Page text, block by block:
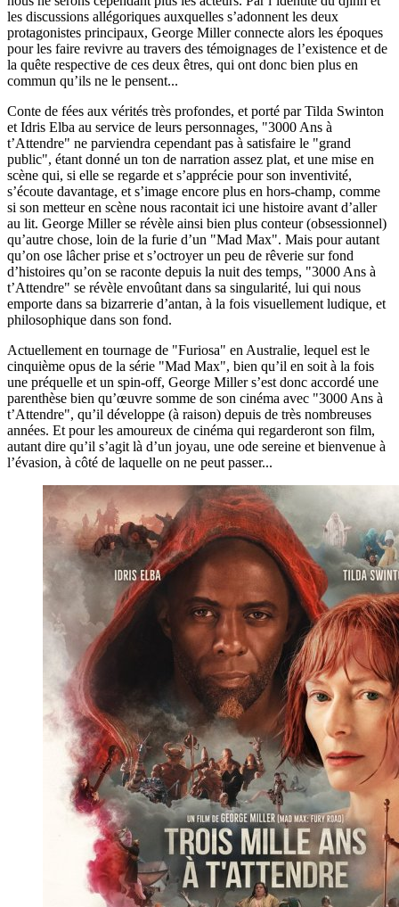
les discussions allégoriques auxquelles s’adonnent les deux
protagonistes principaux, George Miller connecte alors les époques
pour les faire revivre au travers des témoignages de l’existence et de
la quête respective de ces deux êtres, qui ont donc bien plus en
commun qu’ils ne le pensent...
Conte de fées aux vérités très profondes, et porté par Tilda Swinton
et Idris Elba au service de leurs personnages, "3000 Ans à
t’Attendre" ne parviendra cependant pas à satisfaire le "grand
public", étant donné un ton de narration assez plat, et une mise en
scène qui, si elle se regarde et s’apprécie pour son inventivité,
s’écoute davantage, et s’image encore plus en hors-champ, comme
si son metteur en scène nous racontait ici une histoire avant d’aller
au lit. George Miller se révèle ainsi bien plus conteur (obsessionnel)
qu’autre chose, loin de la furie d’un "Mad Max". Mais pour autant
qu’on ose lâcher prise et s’octroyer un peu de rêverie sur fond
d’histoires qu’on se raconte depuis la nuit des temps, "3000 Ans à
t’Attendre" se révèle envoûtant dans sa singularité, lui qui nous
emporte dans sa bizarrerie d’antan, à la fois visuellement ludique, et
philosophique dans son fond.
Actuellement en tournage de "Furiosa" en Australie, lequel est le
cinquième opus de la série "Mad Max", bien qu’il en soit à la fois
une préquelle et un spin-off, George Miller s’est donc accordé une
parenthèse bien qu’œuvre somme de son cinéma avec "3000 Ans à
t’Attendre", qu’il développe (à raison) depuis de très nombreuses
années. Et pour les amoureux de cinéma qui regarderont son film,
autant dire qu’il s’agit là d’un joyau, une ode sereine et bienvenue à
l’évasion, à côté de laquelle on ne peut passer...